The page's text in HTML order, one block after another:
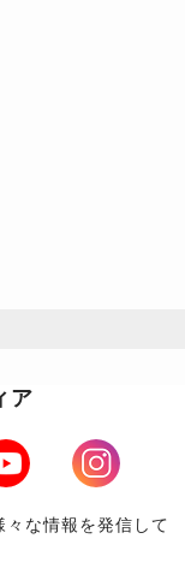
ア
Instagram
な情報を発信して